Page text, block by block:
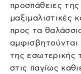
προσπάθειες
μαξιμαλιστικές
προς τα
αμφισβητούνται
της εσωτερικής
στις παγίως